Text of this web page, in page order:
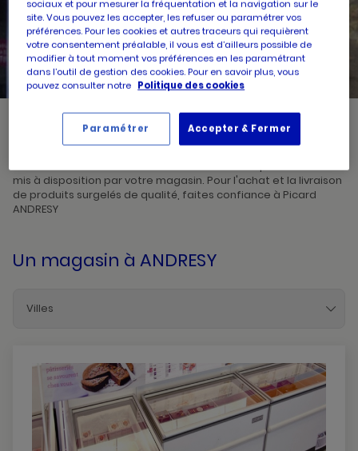
RECHERCHERUN
POINT
DE
VENTE
Picard, créateur de saveurs et commerçant de proximité, vous
connaissances des horaires d'ouverture ainsi que des services
mis à disposition par votre magasin. Pour l'achat et la livraison
de produits surgelés de qualité, faites confiance à Picard
ANDRESY
Un magasin à ANDRESY
Villes
Andresy
Bois-D-Arcy
Chambourcy
sociaux et pour mesurer la fréquentation et la navigation sur le
site. Vous pouvez les accepter, les refuser ou paramétrer vos
préférences. Pour les cookies et autres traceurs qui requièrent
votre consentement préalable, il vous est d’ailleurs possible de
modifier à tout moment vos préférences en les paramétrant
dans l’outil de gestion des cookies. Pour en savoir plus, vous
pouvez consulter notre Politique des cookies
Accepter & Fermer
Paramétrer